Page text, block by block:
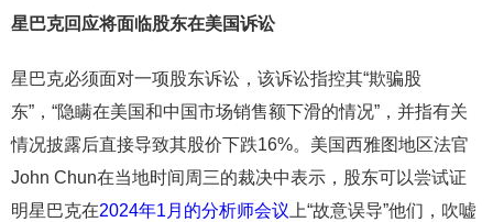
星巴克回应将面临股东在美国诉讼
星巴克必须面对一项股东诉讼，该诉讼指控其“欺骗股
东”，“隐瞒在美国和中国市场销售额下滑的情况”，并指有关
情况披露后直接导致其股价下跌16%。美国西雅图地区法官
John Chun在当地时间周三的裁决中表示，股东可以尝试证
明星巴克在2024年1月的分析师会议 上“故意误导”他们，吹嘘